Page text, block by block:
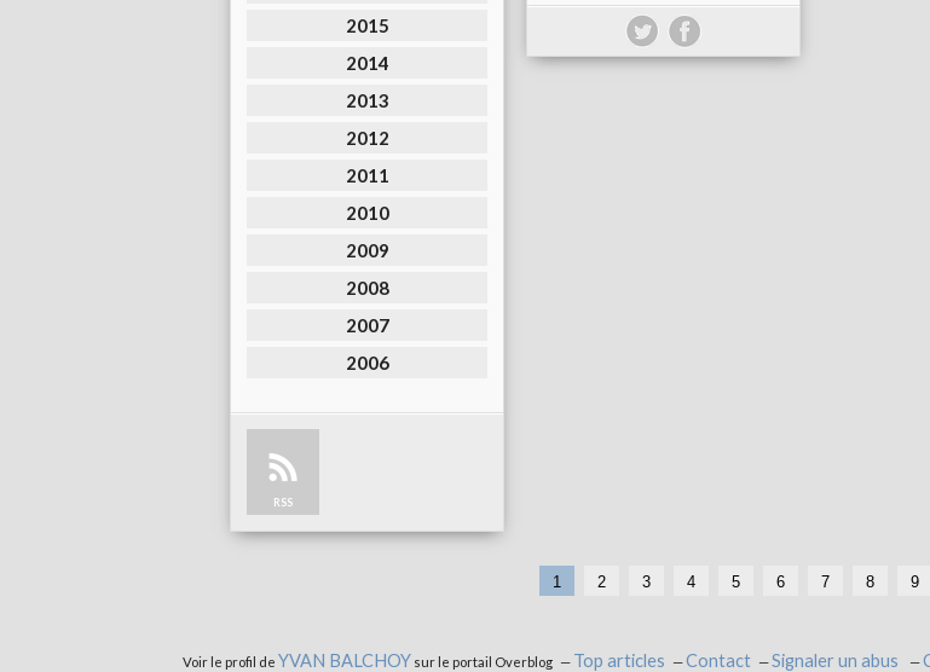
2015
2014
2013
2012
2011
2010
2009
2008
2007
2006
RSS
1 2 3 4 5 6 7 8 9
Voir le profil de YVAN BALCHOY sur le portail Overblog Top articles Contact Signaler un abus